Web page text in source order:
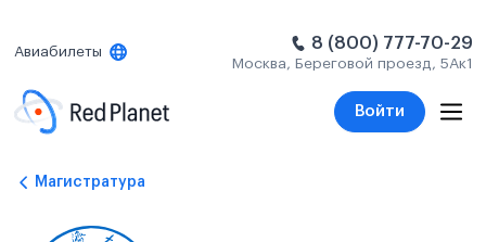
Авиабилеты 8 (800) 777-70-29
Москва, Береговой проезд, 5Ак1
Войти
Магистратура